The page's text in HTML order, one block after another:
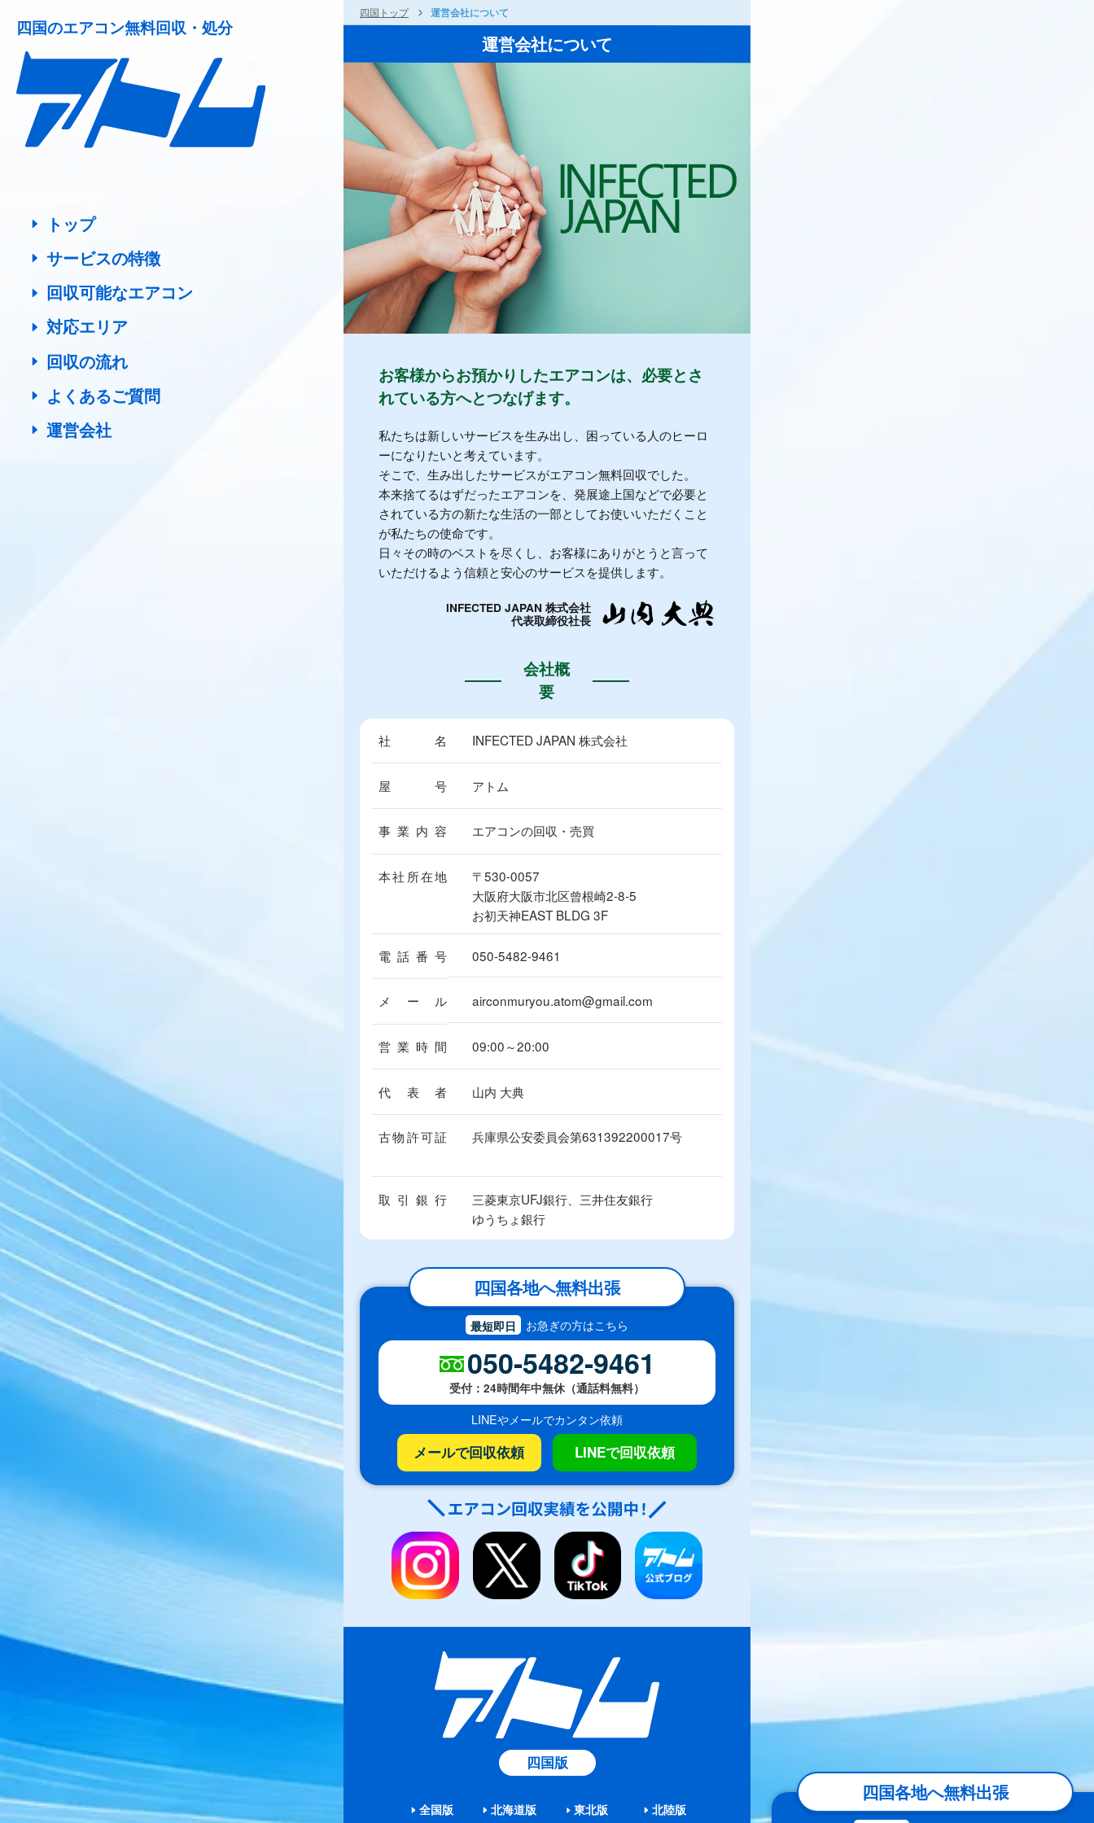
四国のエアコン無料回収・処分
トップ
サービスの特徴
回収可能なエアコン
対応エリア
回収の流れ
よくあるご質問
運営会社
四国トップ 運営会社について
運営会社について
お客様からお預かりしたエアコンは、必要とさ
れている方へとつなげます。
私たちは新しいサービスを生み出し、困っている人のヒーロ
ーになりたいと考えています。
そこで、生み出したサービスがエアコン無料回収でした。
本来捨てるはずだったエアコンを、発展途上国などで必要と
されている方の新たな生活の一部としてお使いいただくこと
が私たちの使命です。
日々その時のベストを尽くし、お客様にありがとうと言って
いただけるよう信頼と安心のサービスを提供します。
INFECTED JAPAN 株式会社
代表取締役社長
会社概
要
社名 INFECTED JAPAN 株式会社
屋号 アトム
事業内容 エアコンの回収・売買
本社所在地
〒530-0057
大阪府大阪市北区曾根崎2-8-5
お初天神EAST BLDG 3F
電話番号 050-5482-9461
メール airconmuryou.atom@gmail.com
営業時間 09:00～20:00
代表者 山内 大典
古物許可証 兵庫県公安委員会第631392200017号
取引銀行
三菱東京UFJ銀行、三井住友銀行
ゆうちょ銀行
四国各地へ無料出張
最短即日 お急ぎの方はこちら
050-5482-9461
受付：24時間年中無休（通話料無料）
LINEやメールでカンタン依頼
メールで回収依頼 LINEで回収依頼
四国版
全国版 北海道版 東北版 北陸版
四国各地へ無料出張